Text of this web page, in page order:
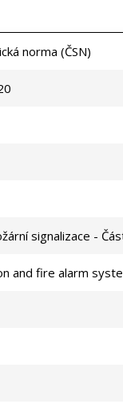
norma (ČSN)
signalizace -
and fire alarm